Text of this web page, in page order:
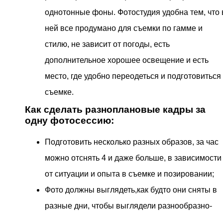
однотонные фоны. Фотостудия удобна тем, что
ней все продумано для съемки по гамме и
стилю, не зависит от погоды, есть
дополнительное хорошее освещение и есть
место, где удобно переодеться и подготовиться
съемке.
Как сделать разноплановые кадры за
одну фотосессию:
Подготовить несколько разных образов, за час
можно отснять 4 и даже больше, в зависимости
от ситуации и опыта в съемке и позировании;
Фото должны выглядеть,как будто они сняты в
разные дни, чтобы выглядели разнообразно-